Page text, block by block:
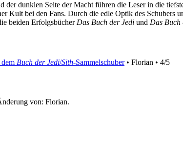
der dunklen Seite der Macht führen die Leser in die
Kult bei den Fans. Durch die edle Optik des Schubers
beiden Erfolgsbücher Das Buch der Jedi und Das Buch
Buch der Jedi/Sith-Sammelschuber• Florian • 4/5
von: Florian.